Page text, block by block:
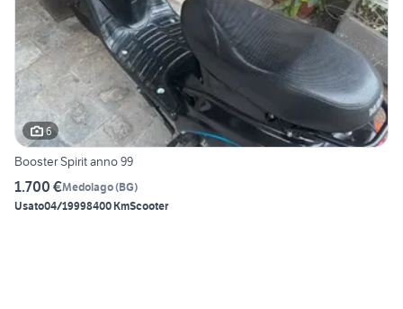
6
Booster Spirit anno 99
1.700 €Medolago(BG)
Usato04/19998400 KmScooter